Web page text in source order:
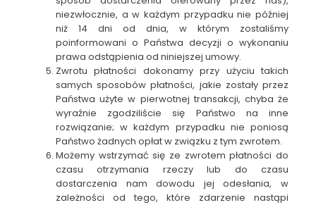
niezwłocznie, a w każdym przypadku nie później
niż 14 dni od dnia, w którym zostaliśmy
poinformowani o Państwa decyzji o wykonaniu
prawa odstąpienia od niniejszej umowy.
Zwrotu płatności dokonamy przy użyciu takich
samych sposobów płatności, jakie zostały przez
Państwa użyte w pierwotnej transakcji, chyba że
wyraźnie zgodziliście się Państwo na inne
rozwiązanie; w każdym przypadku nie poniosą
Państwo żadnych opłat w związku z tym zwrotem.
Możemy wstrzymać się ze zwrotem płatności do
czasu otrzymania rzeczy lub do czasu
dostarczenia nam dowodu jej odesłania, w
zależności od tego, które zdarzenie nastąpi